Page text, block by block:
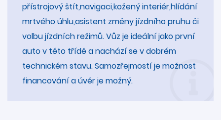
přístrojový štít,navigaci,kožený interiér,hlídání
mrtvého úhlu,asistent změny jízdního pruhu či
volbu jízdních režimů. Vůz je ideální jako první
auto v této třídě a nachází se v dobrém
technickém stavu. Samozřejmostí je možnost
financování a úvěr je možný.